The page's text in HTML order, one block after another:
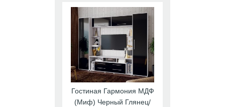
Гостиная Гармония МДФ
(Миф) Черный Глянец/